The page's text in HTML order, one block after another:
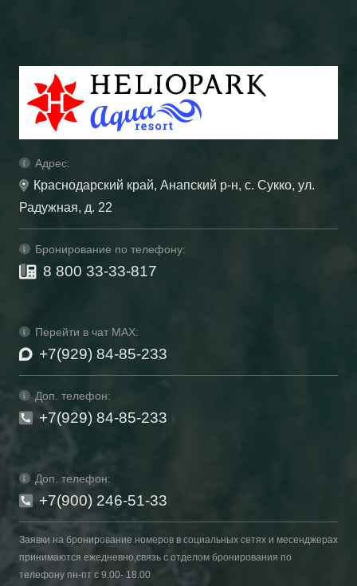
Адрес:
Краснодарский край, Анапский р-н, с. Сукко, ул.
Радужная, д. 22
Бронирование по телефону:
8 800 33-33-817
Перейти в чат MAX:
+7(929) 84-85-233
Доп. телефон:
+7(929) 84-85-233
Доп. телефон:
+7(900) 246-51-33
Заявки на бронирование номеров в социальных сетях и месенджерах
принимаются ежедневно,связь с отделом бронирования по
телефону пн-пт с 9.00- 18.00